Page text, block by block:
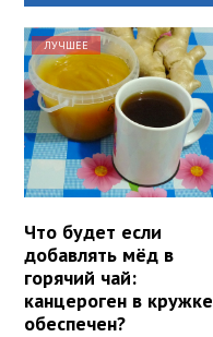
ЛУЧШЕЕ
Что будет если
добавлять мёд в
горячий чай:
канцероген в кружке
обеспечен?